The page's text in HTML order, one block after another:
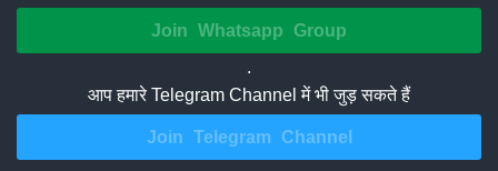
Join Whatsapp Group
.
आप हमारे Telegram Channel में भी जुड़ सकते हैं
Join Telegram Channel